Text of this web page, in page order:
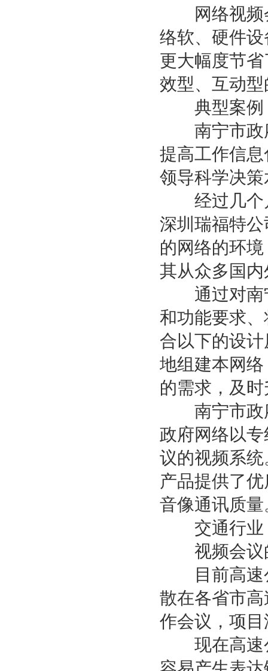
网络视频会
络软、硬件
更大幅度节
效型、互动
典型案例：
南宁市政府
提高工作信
领导科学决
经过几个月
深圳瑞福特
的网络的环
其从众多国
通过对南宁
和功能要求
合以下的设
地组建本网
的需求，及
南宁市政府
政府网络以
议的视频系
产品提供了
音像通讯质量
交通行业
视频会议的
目前高速公
散在各省市
作会议，项
现在高速公